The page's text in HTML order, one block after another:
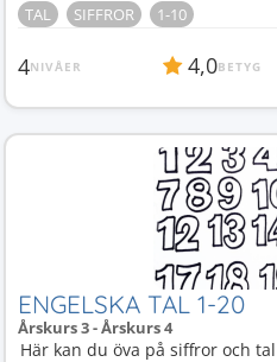
TAL SIFFROR 1-10
4NIVÅER 4,0BETYG
ENGELSKA TAL 1-20
Årskurs 3 - Årskurs 4
Här kan du öva på siffror och